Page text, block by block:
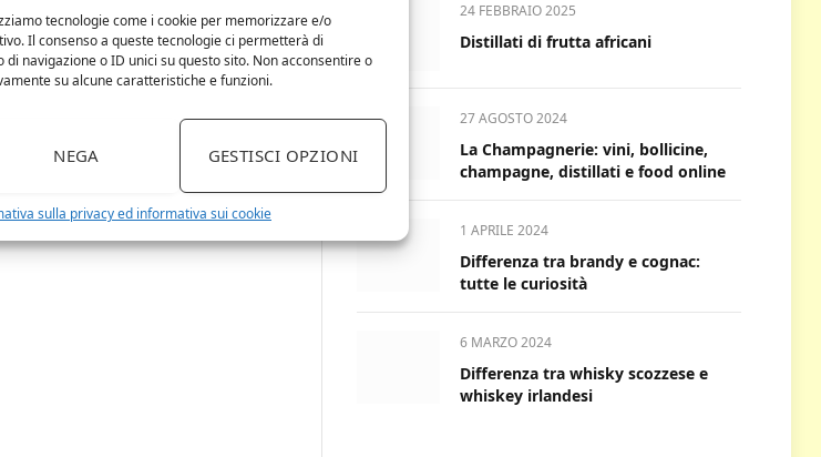
tecnologie come i cookie per memorizzare e/o
Il consenso a queste tecnologie ci permetterà di
navigazione o ID unici su questo sito. Non acconsentire o
su alcune caratteristiche e funzioni.
NEGA GESTISCI OPZIONI
sulla privacy ed informativa sui cookie
24 FEBBRAIO 2025
Distillati di frutta africani
27 AGOSTO 2024
La Champagnerie: vini, bollicine,
champagne, distillati e food online
1 APRILE 2024
Differenza tra brandy e cognac:
tutte le curiosità
6 MARZO 2024
Differenza tra whisky scozzese e
whiskey irlandesi